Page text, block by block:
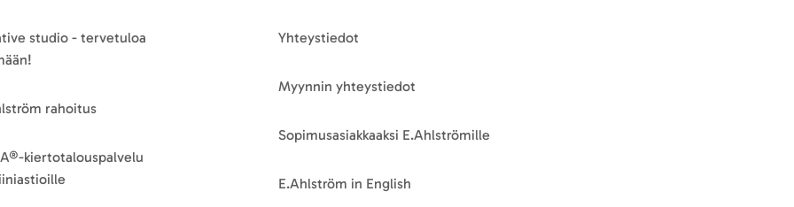
studio - tervetuloa
rahoitus
kiertotalouspalvelu
Yhteystiedot
Myynnin yhteystiedot
Sopimusasiakkaaksi E.Ahlströmille
E.Ahlström in English